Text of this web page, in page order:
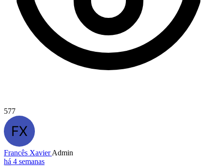
577
Francês XavierAdmin
há 4 semanas